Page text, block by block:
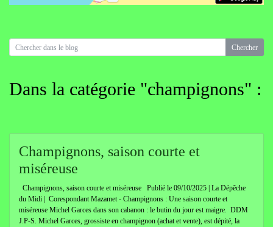
Dans la catégorie "champignons" :
Champignons, saison courte et
miséreuse
Champignons, saison courte et miséreuse Publié le 09/10/2025 | La Dépêche
du Midi | Corespondant Mazamet - Champignons : Une saison courte et
miséreuse Michel Garces dans son cabanon : le butin du jour est maigre. DDM
J.P-S. Michel Garces, grossiste en champignon (achat et vente), est dépité, la